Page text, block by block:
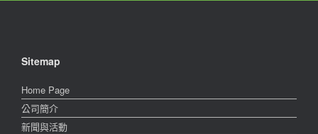
Sitemap
Home Page
公司簡介
新聞與活動